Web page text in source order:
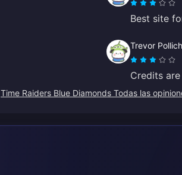
Best site
Trevor Pollich
Credits
Time Raiders Blue Diamonds Todas las